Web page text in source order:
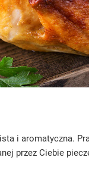
i aromatyczna.
przez Ciebie